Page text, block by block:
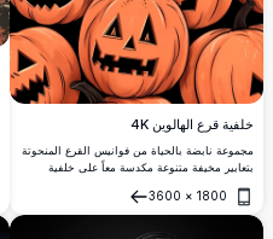
خلفية قرع الهالوين 4K
مجموعة نابضة بالحياة من فوانيس القرع المنحوتة
بتعابير مخيفة متنوعة مكدسة معاً على خلفية
بقرع برتقالي مفصل بعيون مثلثية كلاسيكية
وابتسامات مسننة، مثالية لخلق أجواء خريفية
1800
×
3600
فتح